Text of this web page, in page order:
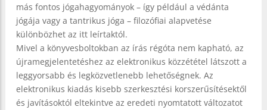
más fontos jógahagyományok – így például a védánta
jógája vagy a tantrikus jóga – filozófiai alapvetése
különbözhet az itt leírtaktól.
Mivel a könyvesboltokban az írás régóta nem kapható, az
újramegjelentetéshez az elektronikus közzététel látszott a
leggyorsabb és legközvetlenebb lehetőségnek. Az
elektronikus kiadás kisebb szerkesztési korszerűsítésektől
és javításoktól eltekintve az eredeti nyomtatott változatot